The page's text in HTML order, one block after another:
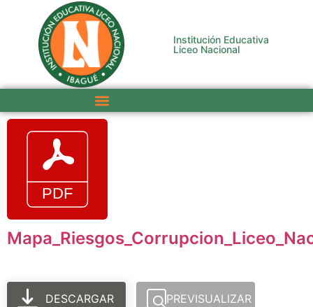
Institución Educativa
Liceo Nacional
DESCARGAR PREVISUALIZAR